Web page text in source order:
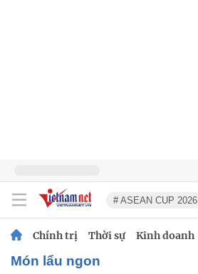
# ASEAN CUP 2026
Chính trị Thời sự Kinh doanh
món lẩu ngon